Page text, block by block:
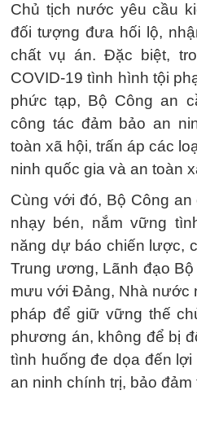
Chủ tịch nước yêu cầu
đối tượng đưa hối lộ,
chất vụ án. Đặc biệt,
COVID-19 tình hình tội
phức tạp, Bộ Công an
công tác đảm bảo an
toàn xã hội, trấn áp các
ninh quốc gia và an toàn
Cùng với đó, Bộ Công
nhạy bén, nắm vững
năng dự báo chiến lược,
Trung ương, Lãnh đạo
mưu với Đảng, Nhà nước
pháp để giữ vững thế
phương án, không để bị
tình huống đe dọa đến
an ninh chính trị, bảo